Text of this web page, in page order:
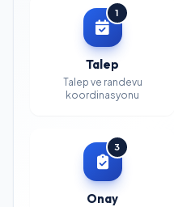
1
Talep
Talep ve randevu
koordinasyonu
3
Onay